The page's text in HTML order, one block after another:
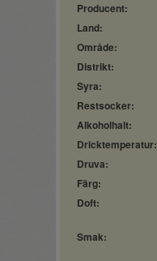
Producent:
Land:
Område:
Distrikt:
Syra:
Restsocker:
Alkoholhalt:
Dricktemperatur:
Druva:
Färg:
Doft:
Smak: